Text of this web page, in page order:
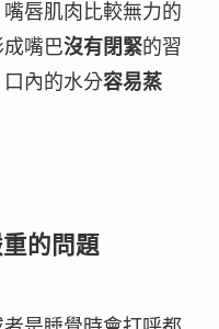
唇肌肉比較無力的
嘴巴沒有閉緊的習
內的水分容易蒸
的問題